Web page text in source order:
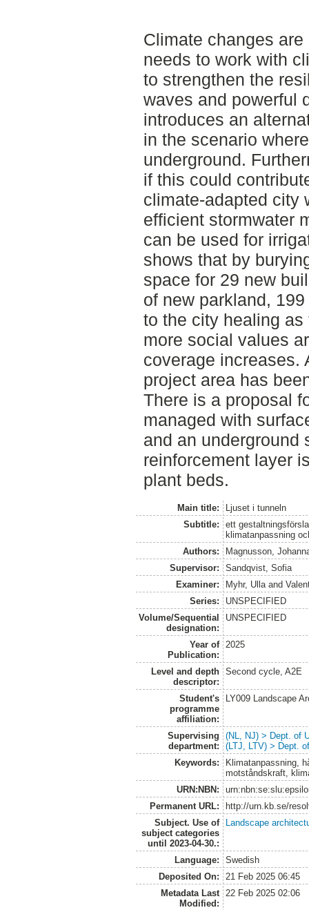
Climate changes
needs to work with
to strengthen the
waves and powerful
introduces an
in the scenario
underground.
if this could
climate-adapted city
efficient stormwater
can be used for
shows that by
space for 29 new
of new parkland,
to the city healing
more social values
coverage increases.
project area has
There is a proposal
managed with
and an underground
reinforcement layer
plant beds.
Main title:
Ljuset i tunneln
Subtitle:
ett
klimatanpassning
Authors:
Magnusson,
Supervisor:
Sandqvist, Sofia
Examiner:
Myhr, Ulla and
Series:
UNSPECIFIED
Volume/Sequential
designation:
UNSPECIFIED
Year of
Publication:
2025
Level and depth
descriptor:
Second cycle, A2E
Student's
programme
affiliation:
LY009 Landscape
Supervising
department:
(NL, NJ) > Dept. of
(LTJ, LTV) > Dept.
Keywords:
Klimatanpassning,
motståndskraft,
URN:NBN:
Permanent URL:
http://urn.kb.se/
Subject. Use of
subject categories
until 2023-04-30.:
Landscape
Language:
Swedish
Deposited On:
21 Feb 2025 06:45
Metadata Last
Modified:
22 Feb 2025 02:06